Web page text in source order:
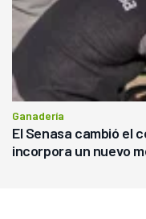
Ganadería
El Senasa cambió el
incorpora un nuevo